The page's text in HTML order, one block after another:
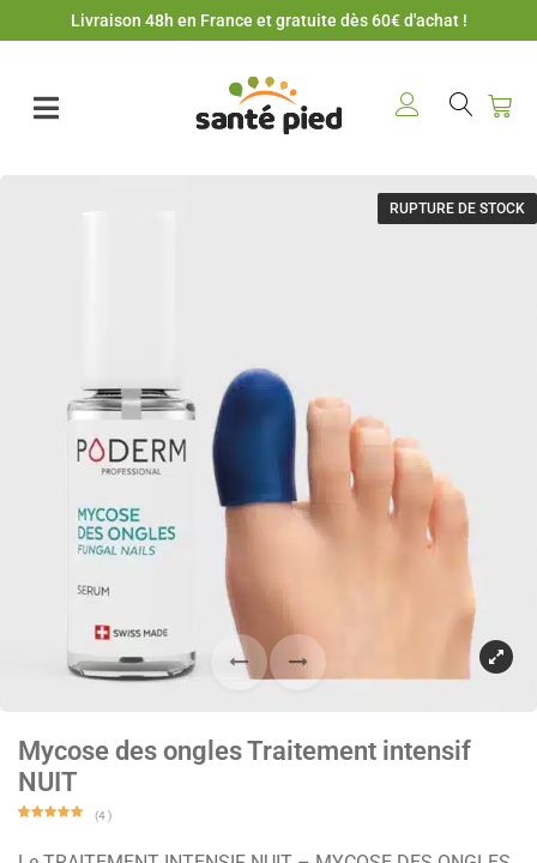
Livraison 48h en France et gratuite dès 60€ d'achat !
Mycose des ongles Traitement intensif
NUIT
basé
(4)
RUPTURE DE STOCK